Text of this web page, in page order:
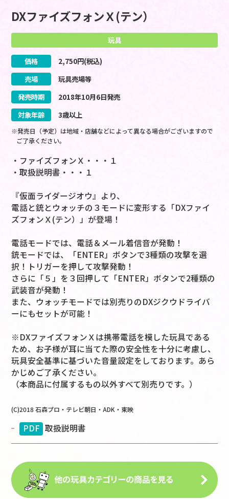
DXファイズフォンＸ(テン）
玩具
価格 2,750円(税込)
売場
玩具売場等
発売時期
2018年10月6日発売
対象年齢
3歳以上
※発売日（予定）は地域・店舗などによって異なる場合がございますので
ご了承ください。
・ファイズフォンＸ・・・１
・取扱説明書・・・１
『仮面ライダージオウ』より、
電話と銃とウォッチの３モードに変形する「DXファイ
ズフォンＸ(テン）」が登場！
電話モードでは、電話＆メール着信音が発動！
銃モードでは、「ENTER」ボタンで3種類の攻撃を選
択！トリガーを押して攻撃発動！
さらに「５」を３回押して「ENTER」ボタンで2種類の
武装音が発動！
また、ウォッチモードでは別売りのDXジクウドライバ
ーにもセットが可能！
※DXファイズフォンＸは携帯電話を模した玩具である
ため、お子様が耳に当てた際の安全性を十分に考慮し、
玩具安全基準に基づいた音量設定をしております。あら
かじめご了承ください。
（本商品に付属するもの以外すべて別売りです。）
(C)2018 石森プロ・テレビ朝日・ADK・東映
PDF 取扱説明書